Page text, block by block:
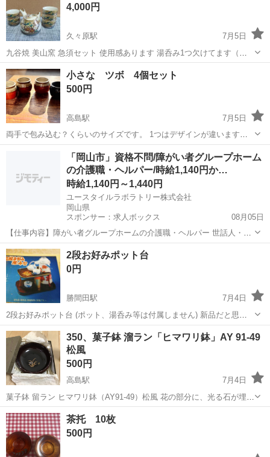
4,000円
久々原駅
7月5日
九谷焼 美山窯 急須セット 使用感あります 湯呑み1つ欠けてます（写
真4枚目） 値下げはご遠慮下さい 早島町の自宅までお願いします🙇
岡山 都窪郡 久々原駅 食器
小さな ツボ 4個セット
500円
高島駅
7月5日
両手で包み込む？くらいのサイズです。 1つはデザインが違います。
梅干しや高菜を入れたり、植物植えたり 何でもできます。
高島駅 食器 ツボ
「岡山市」資格不問/障がい者グループホーム
の介護職・ヘルパー/時給1,140円か…
時給1,140円～1,440円
ユースタイルラボラトリー株式会社
岡山県
スポンサー：求人ボックス
08月05日
【仕事内容】障がい者グループホームの介護職・ヘルパー 世話人・生
活支援員としての業務を行っていただきます。 <主な業務内容> お食
事の準備 食事・入浴・就寝の支援 日常生活の相談業務 健康管理、記
録 就業支援施設への送り出し など...
アルバイト・パート
2段お好みポット台
0円
勝間田駅
7月4日
2段お好みポット台 (ポット、湯呑み等は付属しません) 新品だと思い
ますが とても古いものです
岡山 勝田郡 勝間田駅 食器
350、菓子鉢 溜ラン「ヒマワリ鉢」AY 91-49
松風
500円
高島駅
7月4日
菓子鉢 留ラン ヒマワリ鉢（AY91-49）松風 花の部分に、光る石が埋め
込まれている。 ほぼ未使用、使った記憶がない。
岡山 岡山市 高島駅
茶托 10枚
500円